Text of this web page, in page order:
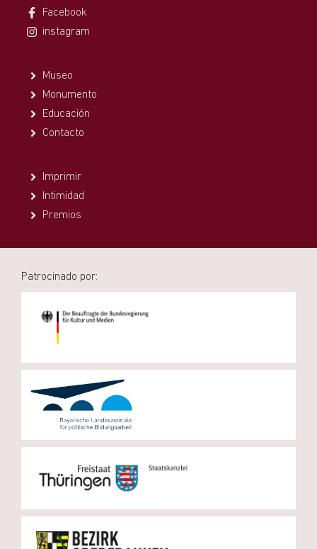
Facebook
instagram
Museo
Monumento
Educación
Contacto
Imprimir
Intimidad
Premios
Patrocinado por: